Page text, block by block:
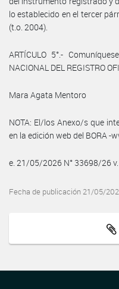
lo establecido en el tercer
(t.o. 2004).
ARTÍCULO 5°.-
NACIONAL DEL REGISTRO
Mara Agata Mentoro
NOTA: El/los Anexo/s que
en la edición web del BORA -
e. 21/05/2026 N° 33698/26
Fecha de publicación 21/05/